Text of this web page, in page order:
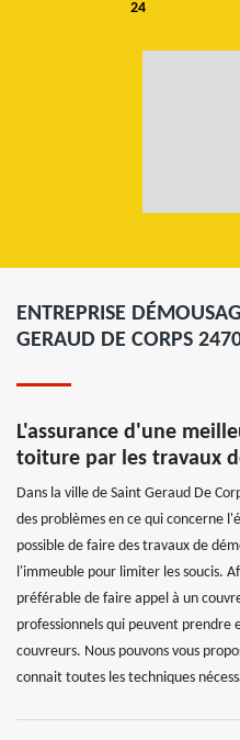
24
ENTREPRISE
GERAUD DE CORPS
L'assurance d'une
toiture par les travaux
Dans la ville de Saint Geraud De
des problèmes en ce qui concerne
possible de faire des travaux de
l'immeuble pour limiter les soucis.
préférable de faire appel à un
professionnels qui peuvent prendre
couvreurs. Nous pouvons vous
connait toutes les techniques